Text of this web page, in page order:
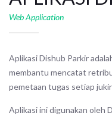
Web Application
Aplikasi Dishub Parkir
membantu mencatat
pemetaan tugas setiap
Aplikasi ini digunakan oleh